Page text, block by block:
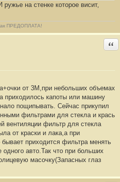
на стенке которое висит,
как ПРЕДОПЛАТА!
от 3М,при небольших объемах
приходилось капоты или машину
пощипывать. Сейчас прикупил
фильтрами для стекла и крась
вентиляции фильтр для стекла
от краски и лака,а при
приходится фильтра менять
одного авто.Так что при больших
масочку(Запасных глаз